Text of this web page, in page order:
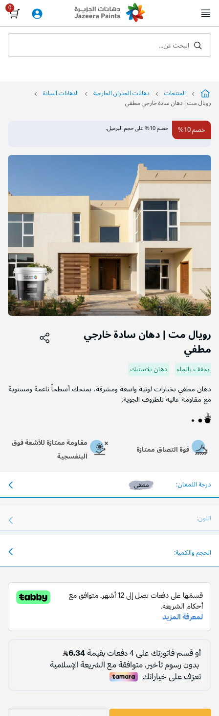
to
Content
البحث عن...
المنتجات دهانات الجدران الخارجية
الدهانات السادة
رويال مت | دهان سادة خارجي مطفي
رويال مت | دهان سادة خارجي
مطفي
يخفف بالماء دهان بلاستيك
دهان مطفي بخيارات لونية واسعة ومشرقة، يمنحك أسطحاً ناعمة ومستوية
مع مقاومة عالية للظروف الجوية.
قوة التصاق ممتازة
مقاومة ممتازة للأشعة فوق
البنفسجية
درجة اللمعان: مطفي
اللون:
الحجم والكمية:
التخطي
إلى
معرض
خصم 10% خصم 10% على حجم البرميل.
التخطي
بداية
معرض
الصور